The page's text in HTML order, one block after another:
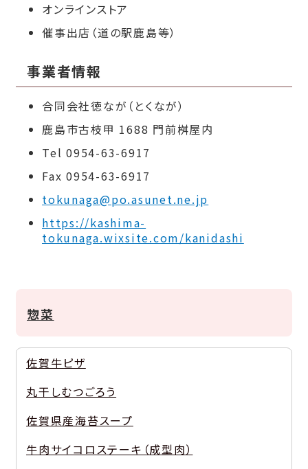
オンラインストア
催事出店（道の駅鹿島等）
事業者情報
合同会社徳なが（とくなが）
鹿島市古枝甲 1688 門前桝屋内
Tel 0954-63-6917
Fax 0954-63-6917
tokunaga@po.asunet.ne.jp
https://kashima-
tokunaga.wixsite.com/kanidashi
惣菜
佐賀牛ピザ
丸干しむつごろう
佐賀県産海苔スープ
牛肉サイコロステーキ（成型肉）